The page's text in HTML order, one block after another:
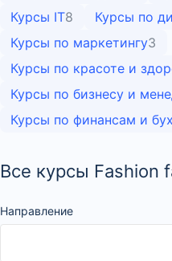
Курсы IT8 Курсы по
Курсы по маркетингу3
Курсы по красоте и
Курсы по бизнесу и
Курсы по финансам и
Все курсы Fashion
Направление